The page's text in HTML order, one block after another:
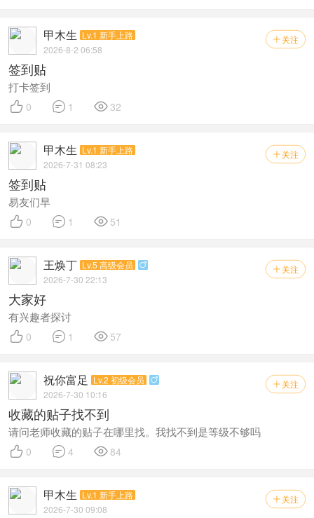
 关注
甲木生 Lv.1 新手上路
2026-8-2 06:58
签到贴
打卡签到
 0  1 32
 关注
甲木生 Lv.1 新手上路
2026-7-31 08:23
签到贴
易友们早
 0  1  51
 关注
王焕丁 Lv.5 高级会员 
2026-7-30 22:13
大家好
有兴趣者探讨
 0  1  57
 关注
祝你富足 Lv.2 初级会员 
2026-7-30 10:16
收藏的贴子找不到
请问老师收藏的贴子在哪里找。我找不到是等级不够吗
 0  4  84
 关注
甲木生 Lv.1 新手上路
2026-7-30 09:08